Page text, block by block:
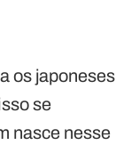
os japoneses
se
nasce nesse